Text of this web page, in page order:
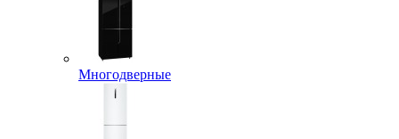
Многодверные